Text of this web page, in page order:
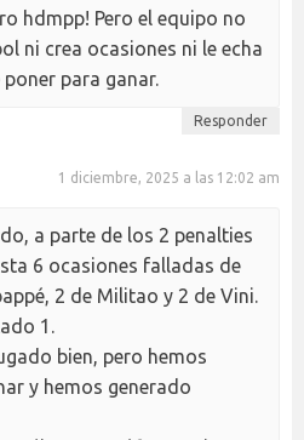
hdmpp! Pero el equipo no
ni crea ocasiones ni le echa
para ganar.
Responder
1 diciembre, 2025 a las 12:02 am
a parte de los 2 penalties
6 ocasiones falladas de
2 de Militao y 2 de Vini.
1.
bien, pero hemos
y hemos generado